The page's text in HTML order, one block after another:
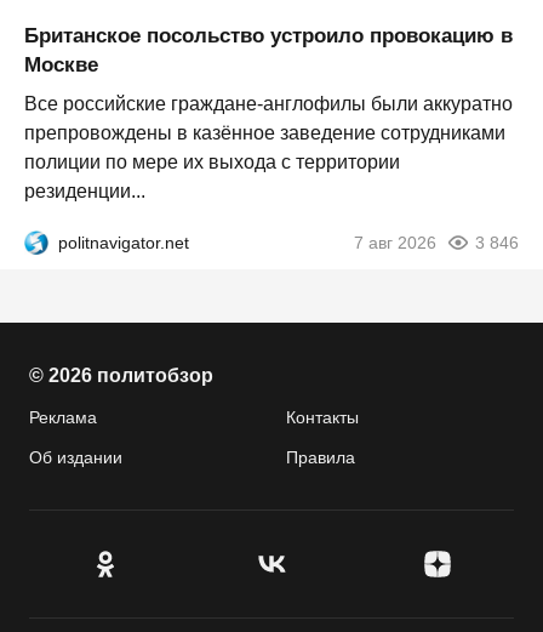
Британское посольство устроило провокацию в
Москве
Все российские граждане-англофилы были аккуратно
препровождены в казённое заведение сотрудниками
полиции по мере их выхода с территории
резиденции...
politnavigator.net 7 авг 2026 3 846
© 2026 политобзор
Реклама Контакты
Об издании Правила